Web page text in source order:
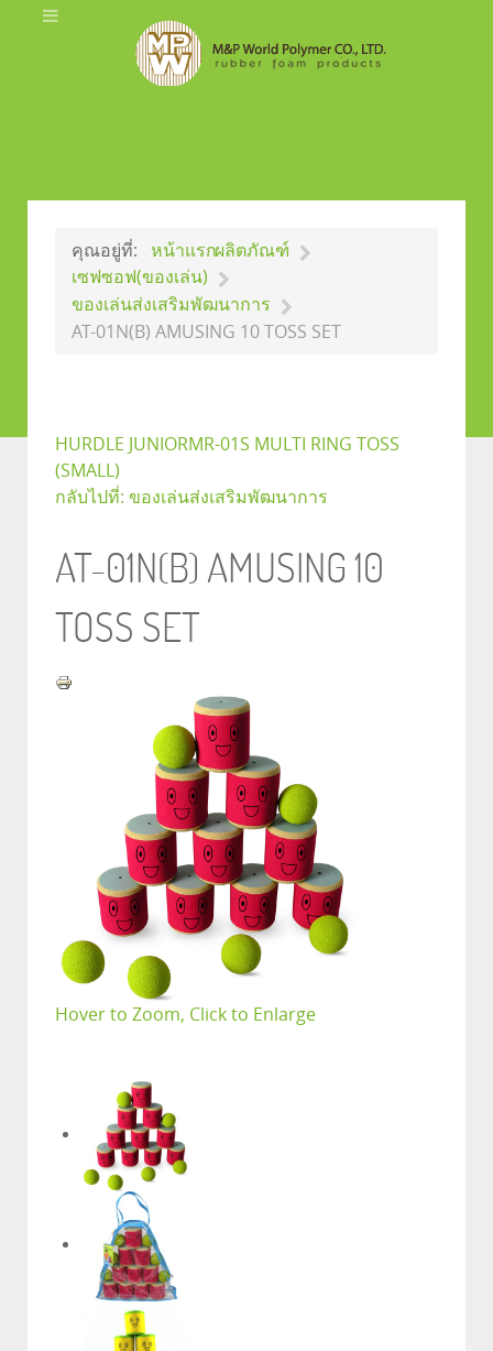
คุณอยู่ที่: หน้าแรกผลิตภัณฑ์
เซฟซอฟ(ของเล่น)
ของเล่นส่งเสริมพัฒนาการ
AT-01N(B) AMUSING 10 TOSS SET
HURDLE JUNIORMR-01S MULTI RING TOSS
(SMALL)
กลับไปที่: ของเล่นส่งเสริมพัฒนาการ
AT-01N(B) AMUSING 10
TOSS SET
Hover to Zoom, Click to Enlarge